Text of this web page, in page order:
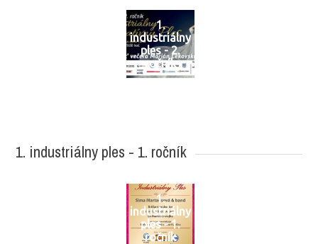
1.
industriálny
ples - 2.
ročník
1. industriálny ples - 1. ročník
1.
industriálny
ples - 1.
ročník